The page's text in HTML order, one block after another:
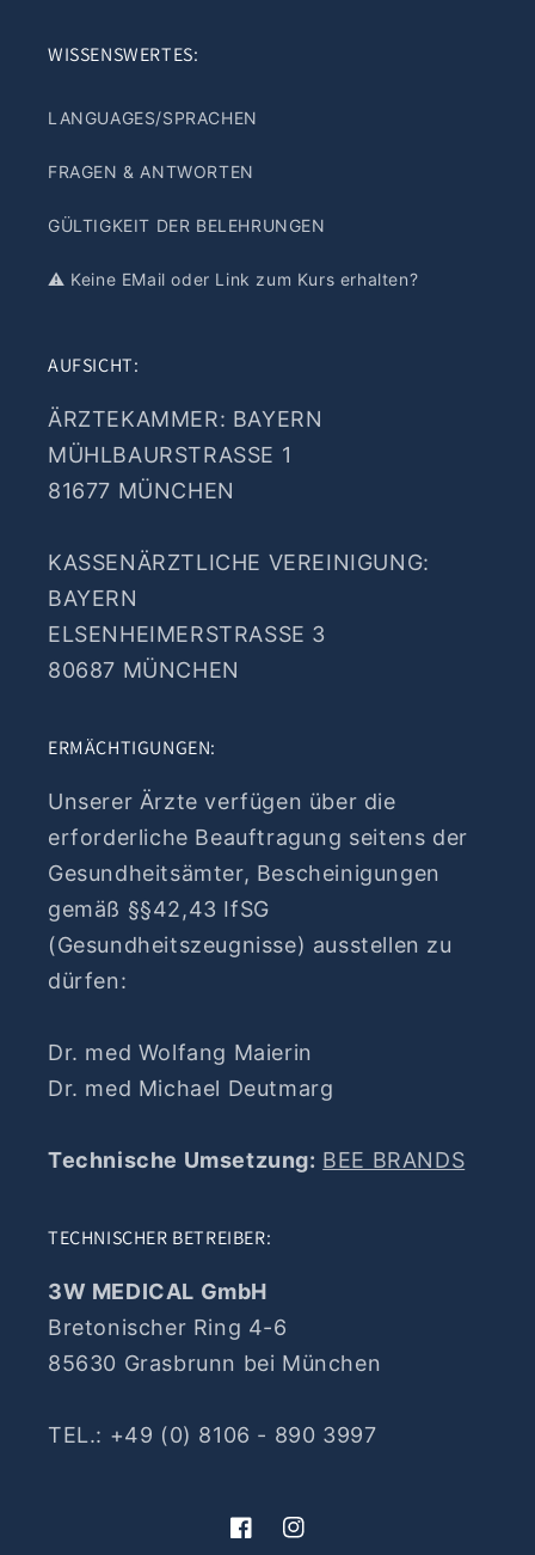
WISSENSWERTES:
LANGUAGES/SPRACHEN
FRAGEN & ANTWORTEN
GÜLTIGKEIT DER BELEHRUNGEN
⚠️ Keine EMail oder Link zum Kurs erhalten?
AUFSICHT:
ÄRZTEKAMMER: BAYERN
MÜHLBAURSTRASSE 1
81677 MÜNCHEN
KASSENÄRZTLICHE VEREINIGUNG:
BAYERN
ELSENHEIMERSTRASSE 3
80687 MÜNCHEN
ERMÄCHTIGUNGEN:
Unserer Ärzte verfügen über die
erforderliche Beauftragung seitens der
Gesundheitsämter, Bescheinigungen
gemäß §§42,43 IfSG
(Gesundheitszeugnisse) ausstellen zu
dürfen:
Dr. med Wolfang Maierin
Dr. med Michael Deutmarg
Technische Umsetzung: BEE BRANDS
TECHNISCHER BETREIBER:
3W MEDICAL GmbH
Bretonischer Ring 4-6
85630 Grasbrunn bei München
TEL.: +49 (0) 8106 - 890 3997
FacebookInstagram